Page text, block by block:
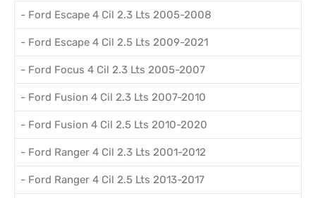
- Ford Escape 4 Cil 2.3 Lts 2005-2008
- Ford Escape 4 Cil 2.5 Lts 2009-2021
- Ford Focus 4 Cil 2.3 Lts 2005-2007
- Ford Fusion 4 Cil 2.3 Lts 2007-2010
- Ford Fusion 4 Cil 2.5 Lts 2010-2020
- Ford Ranger 4 Cil 2.3 Lts 2001-2012
- Ford Ranger 4 Cil 2.5 Lts 2013-2017